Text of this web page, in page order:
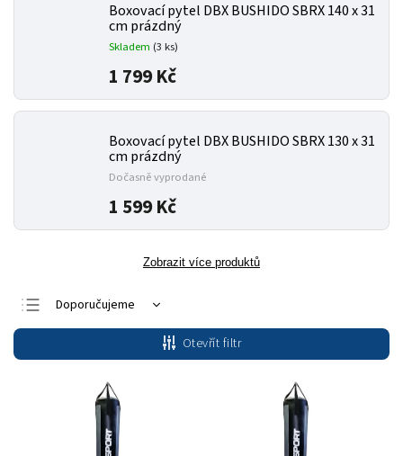
Boxovací pytel DBX BUSHIDO SBRX 140 x 31
cm prázdný
Skladem (3 ks)
1 799 Kč
Boxovací pytel DBX BUSHIDO SBRX 130 x 31
cm prázdný
Dočasně vyprodané
1 599 Kč
Zobrazit více produktů
Doporučujeme
Nejlevnější
Nejdražší
Nejprodávanější
Abecedně
Otevřít filtr